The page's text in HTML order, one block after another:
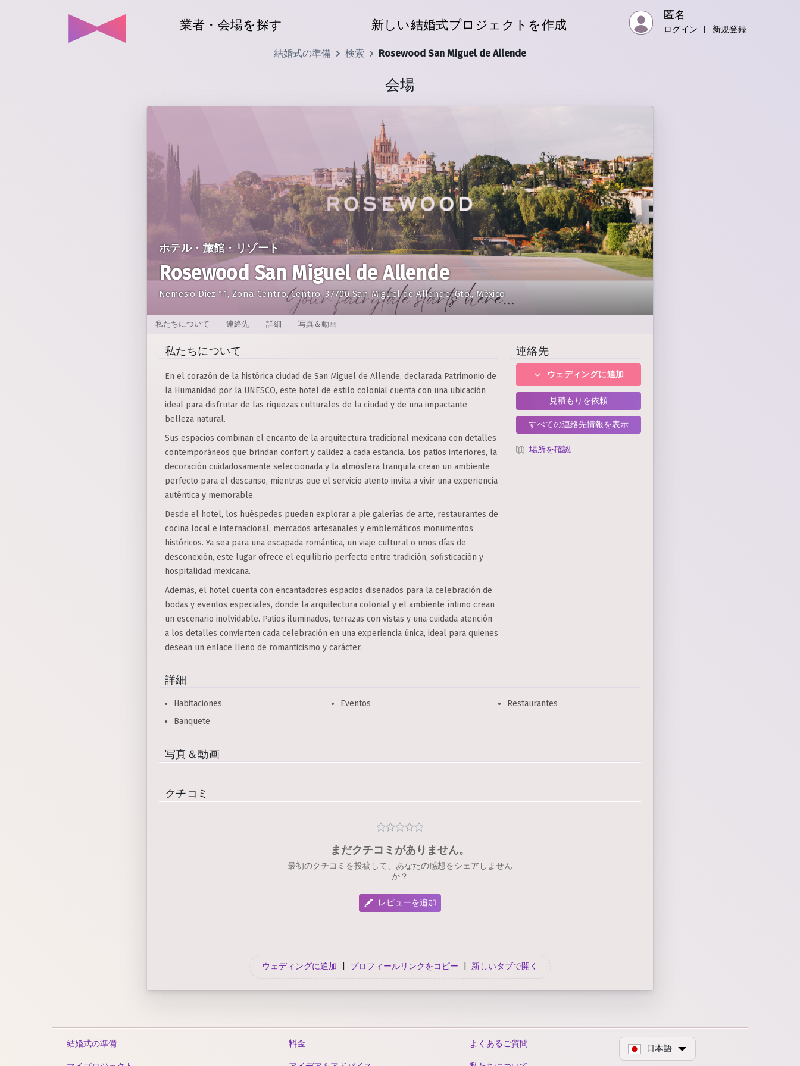
業者・会場を探す 新しい結婚式プロジェクトを作成
匿名
ログイン 新規登録
結婚式の準備 検索 Rosewood San Miguel de Allende
会場
ホテル・旅館・リゾート
Rosewood San Miguel de Allende
Nemesio Diez 11, Zona Centro, Centro, 37700 San Miguel de Allende, Gto., México
私たちについて 連絡先 詳細 写真＆動画
私たちについて
En el corazón de la histórica ciudad de San Miguel de Allende, declarada Patrimonio de
la Humanidad por la UNESCO, este hotel de estilo colonial cuenta con una ubicación
ideal para disfrutar de las riquezas culturales de la ciudad y de una impactante
belleza natural.
Sus espacios combinan el encanto de la arquitectura tradicional mexicana con detalles
contemporáneos que brindan confort y calidez a cada estancia. Los patios interiores, la
decoración cuidadosamente seleccionada y la atmósfera tranquila crean un ambiente
perfecto para el descanso, mientras que el servicio atento invita a vivir una experiencia
auténtica y memorable.
Desde el hotel, los huéspedes pueden explorar a pie galerías de arte, restaurantes de
cocina local e internacional, mercados artesanales y emblemáticos monumentos
históricos. Ya sea para una escapada romántica, un viaje cultural o unos días de
desconexión, este lugar ofrece el equilibrio perfecto entre tradición, sofisticación y
hospitalidad mexicana.
Además, el hotel cuenta con encantadores espacios diseñados para la celebración de
bodas y eventos especiales, donde la arquitectura colonial y el ambiente íntimo crean
un escenario inolvidable. Patios iluminados, terrazas con vistas y una cuidada atención
a los detalles convierten cada celebración en una experiencia única, ideal para quienes
desean un enlace lleno de romanticismo y carácter.
連絡先
ウェディングに追加
見積もりを依頼
すべての連絡先情報を表示
場所を確認
詳細
Habitaciones
Banquete
Eventos Restaurantes
写真＆動画
クチコミ
まだクチコミがありません。
最初のクチコミを投稿して、あなたの感想をシェアしません
か？
レビューを追加
ウェディングに追加 プロフィールリンクをコピー 新しいタブで開く
結婚式の準備 料金 よくあるご質問 日本語